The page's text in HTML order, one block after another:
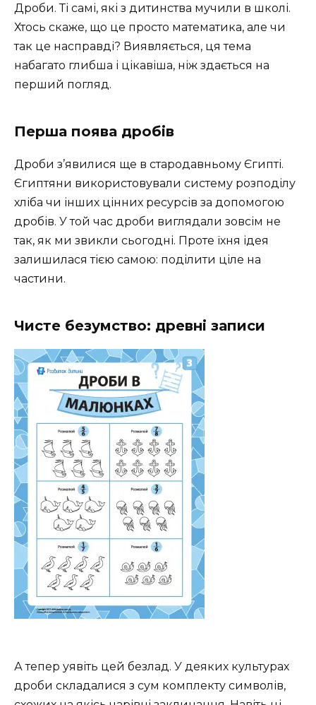
Дроби. Ті самі, які з дитинства мучили в школі.
Хтось скаже, що це просто математика, але чи
так це насправді? Виявляється, ця тема
набагато глибша і цікавіша, ніж здається на
перший погляд.
Перша поява дробів
Дроби з’явилися ще в стародавньому Єгипті.
Єгиптяни використовували систему розподілу
хліба чи інших цінних ресурсів за допомогою
дробів. У той час дроби виглядали зовсім не
так, як ми звикли сьогодні. Проте їхня ідея
залишилася тією самою: поділити ціле на
частини.
Чисте безумство: древні записи
А тепер уявіть цей безлад. У деяких культурах
дроби складалися з сум комплекту символів,